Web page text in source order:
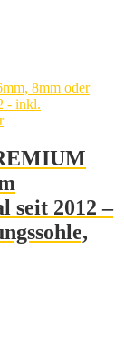
seit 2012 –